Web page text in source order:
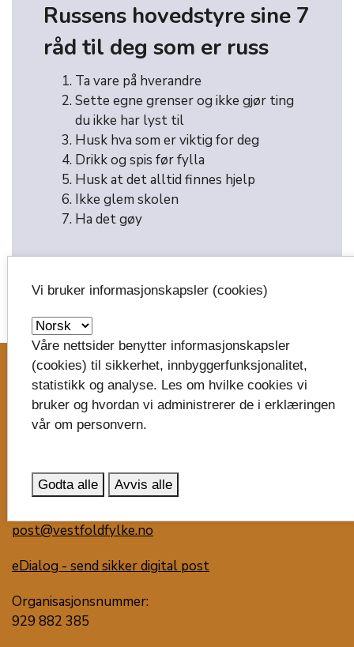
Russens hovedstyre sine 7
råd til deg som er russ
Ta vare på hverandre
Sette egne grenser og ikke gjør ting
du ikke har lyst til
Husk hva som er viktig for deg
Drikk og spis før fylla
Husk at det alltid finnes hjelp
Ikke glem skolen
Ha det gøy
image_search
Skriv til oss
Vestfold fylkeskommune
Trudvang
3105 Tønsberg
post@vestfoldfylke.no
eDialog - send sikker digital post
Organisasjonsnummer:
929 882 385
Vi bruker informasjonskapsler (cookies)
Våre nettsider benytter informasjonskapsler
(cookies) til sikkerhet, innbyggerfunksjonalitet,
statistikk og analyse. Les om hvilke cookies vi
bruker og hvordan vi administrerer de i erklæringen
vår om personvern.
Godta alle Avvis alle